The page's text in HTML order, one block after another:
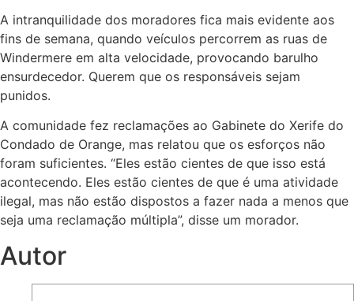
A intranquilidade dos moradores fica mais evidente aos
fins de semana, quando veículos percorrem as ruas de
Windermere em alta velocidade, provocando barulho
ensurdecedor. Querem que os responsáveis sejam
punidos.
A comunidade fez reclamações ao Gabinete do Xerife do
Condado de Orange, mas relatou que os esforços não
foram suficientes. “Eles estão cientes de que isso está
acontecendo. Eles estão cientes de que é uma atividade
ilegal, mas não estão dispostos a fazer nada a menos que
seja uma reclamação múltipla”, disse um morador.
Autor